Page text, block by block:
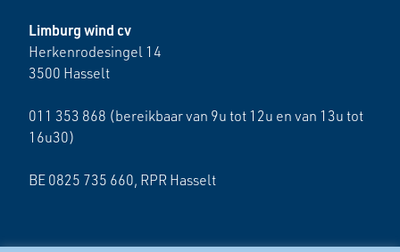
Limburg wind cv
Herkenrodesingel 14
3500 Hasselt
011 353 868 (bereikbaar van 9u tot 12u en van 13u tot
16u30)
BE 0825 735 660, RPR Hasselt